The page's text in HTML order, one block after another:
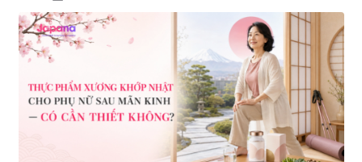
Viên uống hỗ trợ giấc ngủ Fujina
Sleepy Nhật Bản 80 viên
Viên uống phòng ngừa & hỗ trợ
điều trị đột quỵ Biken Kinase
Gold 60 viên
|0
1.570.000 đ